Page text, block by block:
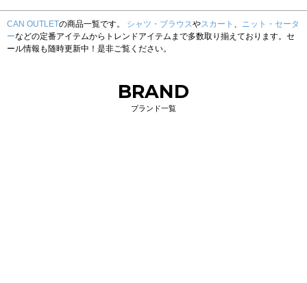
CAN OUTLETの商品一覧です。 シャツ・ブラウスやスカート 、 ニット・セータ
ーなどの定番アイテムからトレンドアイテムまで多数取り揃えております。セ
ール情報も随時更新中！是非ご覧ください。
BRAND
ブランド一覧